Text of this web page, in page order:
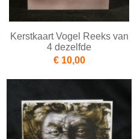
Kerstkaart Vogel Reeks van
4 dezelfde
€ 10,00